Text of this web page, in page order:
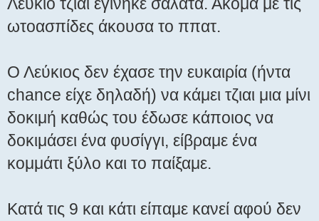
ωτοασπίδες άκουσα το ππατ.
Ο Λεύκιος δεν έχασε την ευκαιρία (ήντα
chance είχε δηλαδή) να κάμει τζιαι μια μίνι
δοκιμή καθώς του έδωσε κάποιος να
δοκιμάσει ένα φυσίγγι, είβραμε ένα
κομμάτι ξύλο και το παίξαμε.
Κατά τις 9 και κάτι είπαμε κανεί αφού δεν